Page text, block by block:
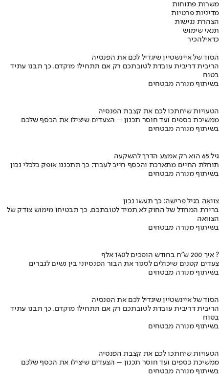
משרות פתוחות
מדיניות פרטיות
הצהרת נגישות
תנאי שימוש
כדאילהכיר
הסוד של איינשטיין שיגדיל לכם את הפנסיה
הריבית דריבית עובדת לטובתכם רק אם תתחילו מוקדם. כך תבנו עתיד
בטוח
בשיתוף מנורה מבטחים
הטעויות שיחתכו לכם את קצבת הפנסיה
ממשיכת כספים ועד חוסר תכנון – הצעדים שיצילו את הכסף שלכם
בשיתוף מנורה מבטחים
גיל 65 הוא רק אמצע הדרך להשקעה
תוחלת החיים מתארכת והכסף חייב לעבוד: כך תתכננו אופק כלכלי נכון
בשיתוף מנורה מבטחים
צוואה בגיל פרישה: כך תעשו נכון
ברירת המחדל של החוק לא תמיד לטובתכם. כך תבטיחו מימוש צודק של
הצוואה
בשיתוף מנורה מבטחים
איך 200 ש"ח בחודש הופכים ל140 אלף ?
צעדים קטנים שיכולים לסגור את הבור הפנסיוני בין נשים לגברים
בשיתוף מנורה מבטחים
הסוד של איינשטיין שיגדיל לכם את הפנסיה
הריבית דריבית עובדת לטובתכם רק אם תתחילו מוקדם. כך תבנו עתיד
בטוח
בשיתוף מנורה מבטחים
הטעויות שיחתכו לכם את קצבת הפנסיה
ממשיכת כספים ועד חוסר תכנון – הצעדים שיצילו את הכסף שלכם
בשיתוף מנורה מבטחים